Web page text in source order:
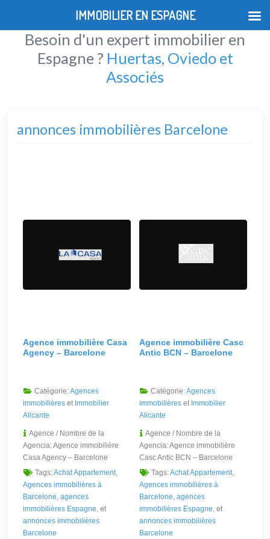
Besoin d'un expert immobilier en
Espagne ? Huertas, Oviedo et
Associés
annonces immobilières Barcelone
Agence immobilière Casa
Agency – Barcelone
Catégorie:Agences
immobilières et Immobilier
Alicante
Agence / Nombre de la
Agencia:Agence immobilière
Casa Agency – Barcelone
Tags:Achat Appartement,
Agences immobilières à
Barcelone, agences
immobilières Espagne, et
annonces immobilières
Barcelone
Agence immobilière Casc
Antic BCN – Barcelone
Catégorie:Agences
immobilières et Immobilier
Alicante
Agence / Nombre de la
Agencia:Agence immobilière
Casc Antic BCN – Barcelone
Tags:Achat Appartement,
Agences immobilières à
Barcelone,agences
immobilières Espagne, et
annonces immobilières
Barcelone
IMMOBILIER EN ESPAGNE